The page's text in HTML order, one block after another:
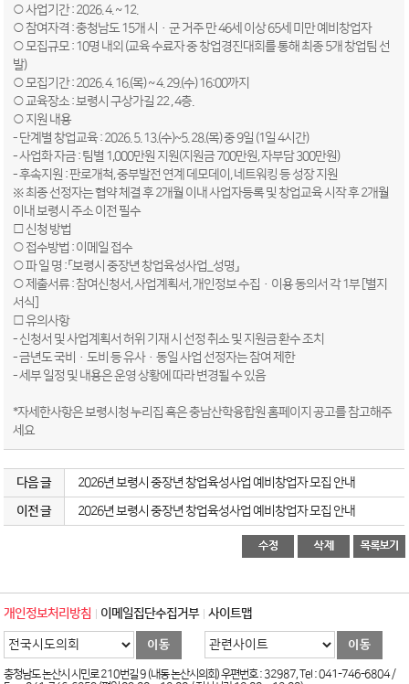
○ 사업기간 : 2026. 4. ~ 12.
○ 참여자격 : 충청남도 15개 시·군 거주 만 46세 이상 65세 미만 예비창업자
○ 모집규모 : 10명 내외 (교육 수료자 중 창업경진대회를 통해 최종 5개 창업팀 선
발)
○ 모집기간 : 2026. 4. 16.(목) ~ 4. 29.(수) 16:00까지
○ 교육장소 : 보령시 구상가길 22 , 4층.
○ 지원 내용
- 단계별 창업교육 : 2026. 5. 13.(수)~5. 28.(목) 중 9일 (1일 4시간)
- 사업화 자금 : 팀별 1,000만원 지원(지원금 700만원, 자부담 300만원)
- 후속지원 : 판로개척, 중부발전 연계 데모데이, 네트워킹 등 성장 지원
※ 최종 선정자는 협약 체결 후 2개월 이내 사업자등록 및 창업교육 시작 후 2개월
이내 보령시 주소 이전 필수
□ 신청 방법
○ 접수방법 : 이메일 접수
○ 파 일 명 : 「보령시 중장년 창업육성사업_성명」
○ 제출서류 : 참여신청서, 사업계획서, 개인정보 수집·이용 동의서 각 1부 [별지
서식]
□ 유의사항
- 신청서 및 사업계획서 허위 기재 시 선정 취소 및 지원금 환수 조치
- 금년도 국비·도비 등 유사·동일 사업 선정자는 참여 제한
- 세부 일정 및 내용은 운영 상황에 따라 변경될 수 있음
*자세한사항은 보령시청 누리집 혹은 충남산학융합원 홈페이지 공고를 참고해주
세요
다음 글
2026년 보령시 중장년 창업육성사업 예비창업자 모집 안내
이전 글
2026년 보령시 중장년 창업육성사업 예비창업자 모집 안내
개인정보처리방침 이메일집단수집거부 사이트맵
충청남도 논산시 시민로 210번길 9 (내동 논산시의회) 우편번호 : 32987, Tel : 041-746-6804 /